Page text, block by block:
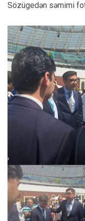
Sözügedən səmimi